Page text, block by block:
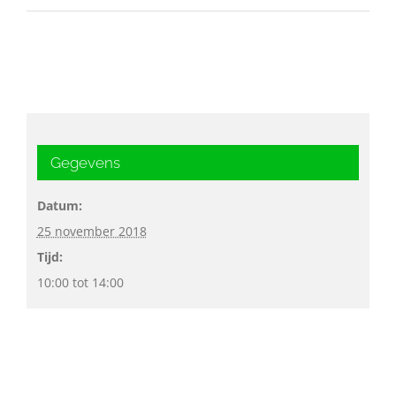
Gegevens
Datum:
25 november 2018
Tijd:
10:00 tot 14:00